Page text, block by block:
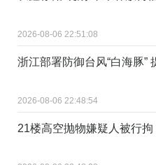
2026-08-06 22:51:08
浙江部署防御台风“白海豚”
2026-08-06 22:48:54
21楼高空抛物嫌疑人被行